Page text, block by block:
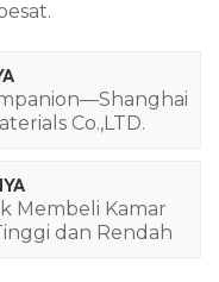
Co.,LTD.
Membeli Kamar
dan Rendah